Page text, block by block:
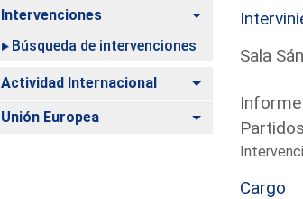
Intervenciones
Alternar
Búsqueda de intervenciones
Actividad Internacional Alternar
Unión Europea Alternar
Sala
Cargo